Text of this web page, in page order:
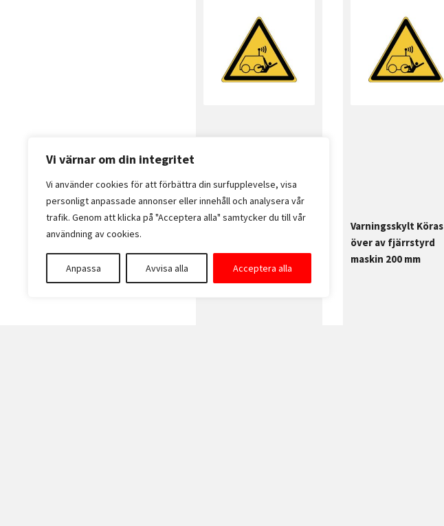
Vi värnar om din integritet
Vi använder cookies för att förbättra din surfupplevelse, visa
personligt anpassade annonser eller innehåll och analysera vår
trafik. Genom att klicka på "Acceptera alla" samtycker du till vår
användning av cookies.
Anpassa Avvisa alla Acceptera alla
Varningsskylt Köras
maskin 100 mm
Varningsskylt Köras
över av fjärrstyrd
maskin 200 mm